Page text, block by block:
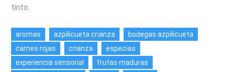
tinto.
aromas azpilicueta crianza
bodegas azpilicueta
carnes rojas
crianza
especias
experiencia sensorial
frutas maduras